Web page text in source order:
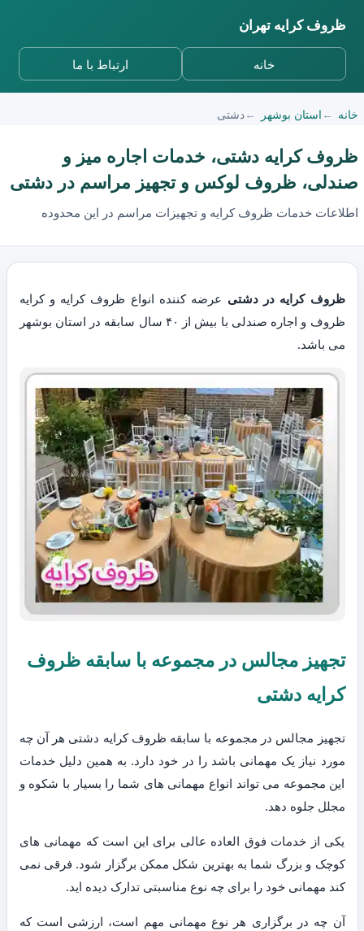
ظروف کرایه تهران
خانه ارتباط با ما
خانه استان بوشهر دشتی
ظروف کرایه دشتی، خدمات اجاره میز و
صندلی، ظروف لوکس و تجهیز مراسم در دشتی
اطلاعات خدمات ظروف کرایه و تجهیزات مراسم در این محدوده
ظروف کرایه در دشتی عرضه کننده انواع ظروف کرایه و کرایه
ظروف و اجاره صندلی با بیش از ۴۰ سال سابقه در استان بوشهر
می باشد.
تجهیز مجالس در مجموعه با سابقه ظروف
کرایه دشتی
تجهیز مجالس در مجموعه با سابقه ظروف کرایه دشتی هر آن چه
مورد نیاز یک مهمانی باشد را در خود دارد. به همین دلیل خدمات
این مجموعه می تواند انواع مهمانی های شما را بسیار با شکوه و
مجلل جلوه دهد.
یکی از خدمات فوق العاده عالی برای این است که مهمانی های
کوچک و بزرگ شما به بهترین شکل ممکن برگزار شود. فرقی نمی
کند مهمانی خود را برای چه نوع مناسبتی تدارک دیده اید.
آن چه در برگزاری هر نوع مهمانی مهم است، ارزشی است که